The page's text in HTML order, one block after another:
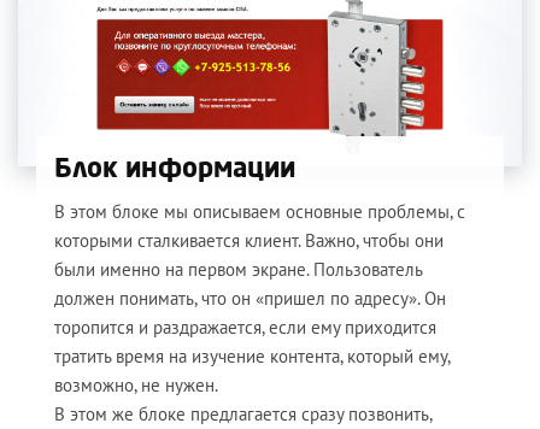
Блок информации
В этом блоке мы описываем основные проблемы, с
которыми сталкивается клиент. Важно, чтобы они
были именно на первом экране. Пользователь
должен понимать, что он «пришел по адресу». Он
торопится и раздражается, если ему приходится
тратить время на изучение контента, который ему,
возможно, не нужен.
В этом же блоке предлагается сразу позвонить,